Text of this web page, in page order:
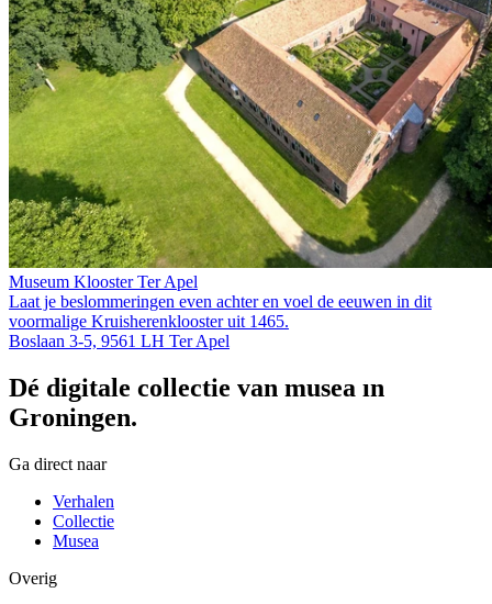
Museum Klooster Ter Apel
Laat je beslommeringen even achter en voel de eeuwen in dit
voormalige Kruis­heren­klooster uit 1465.
Boslaan 3-5, 9561 LH Ter Apel
Dé digitale collectie van musea in
Groningen.
Ga direct naar
Verhalen
Collectie
Musea
Overig